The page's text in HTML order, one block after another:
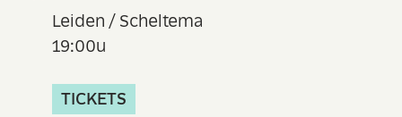
Leiden / Scheltema
19:00u
TICKETS